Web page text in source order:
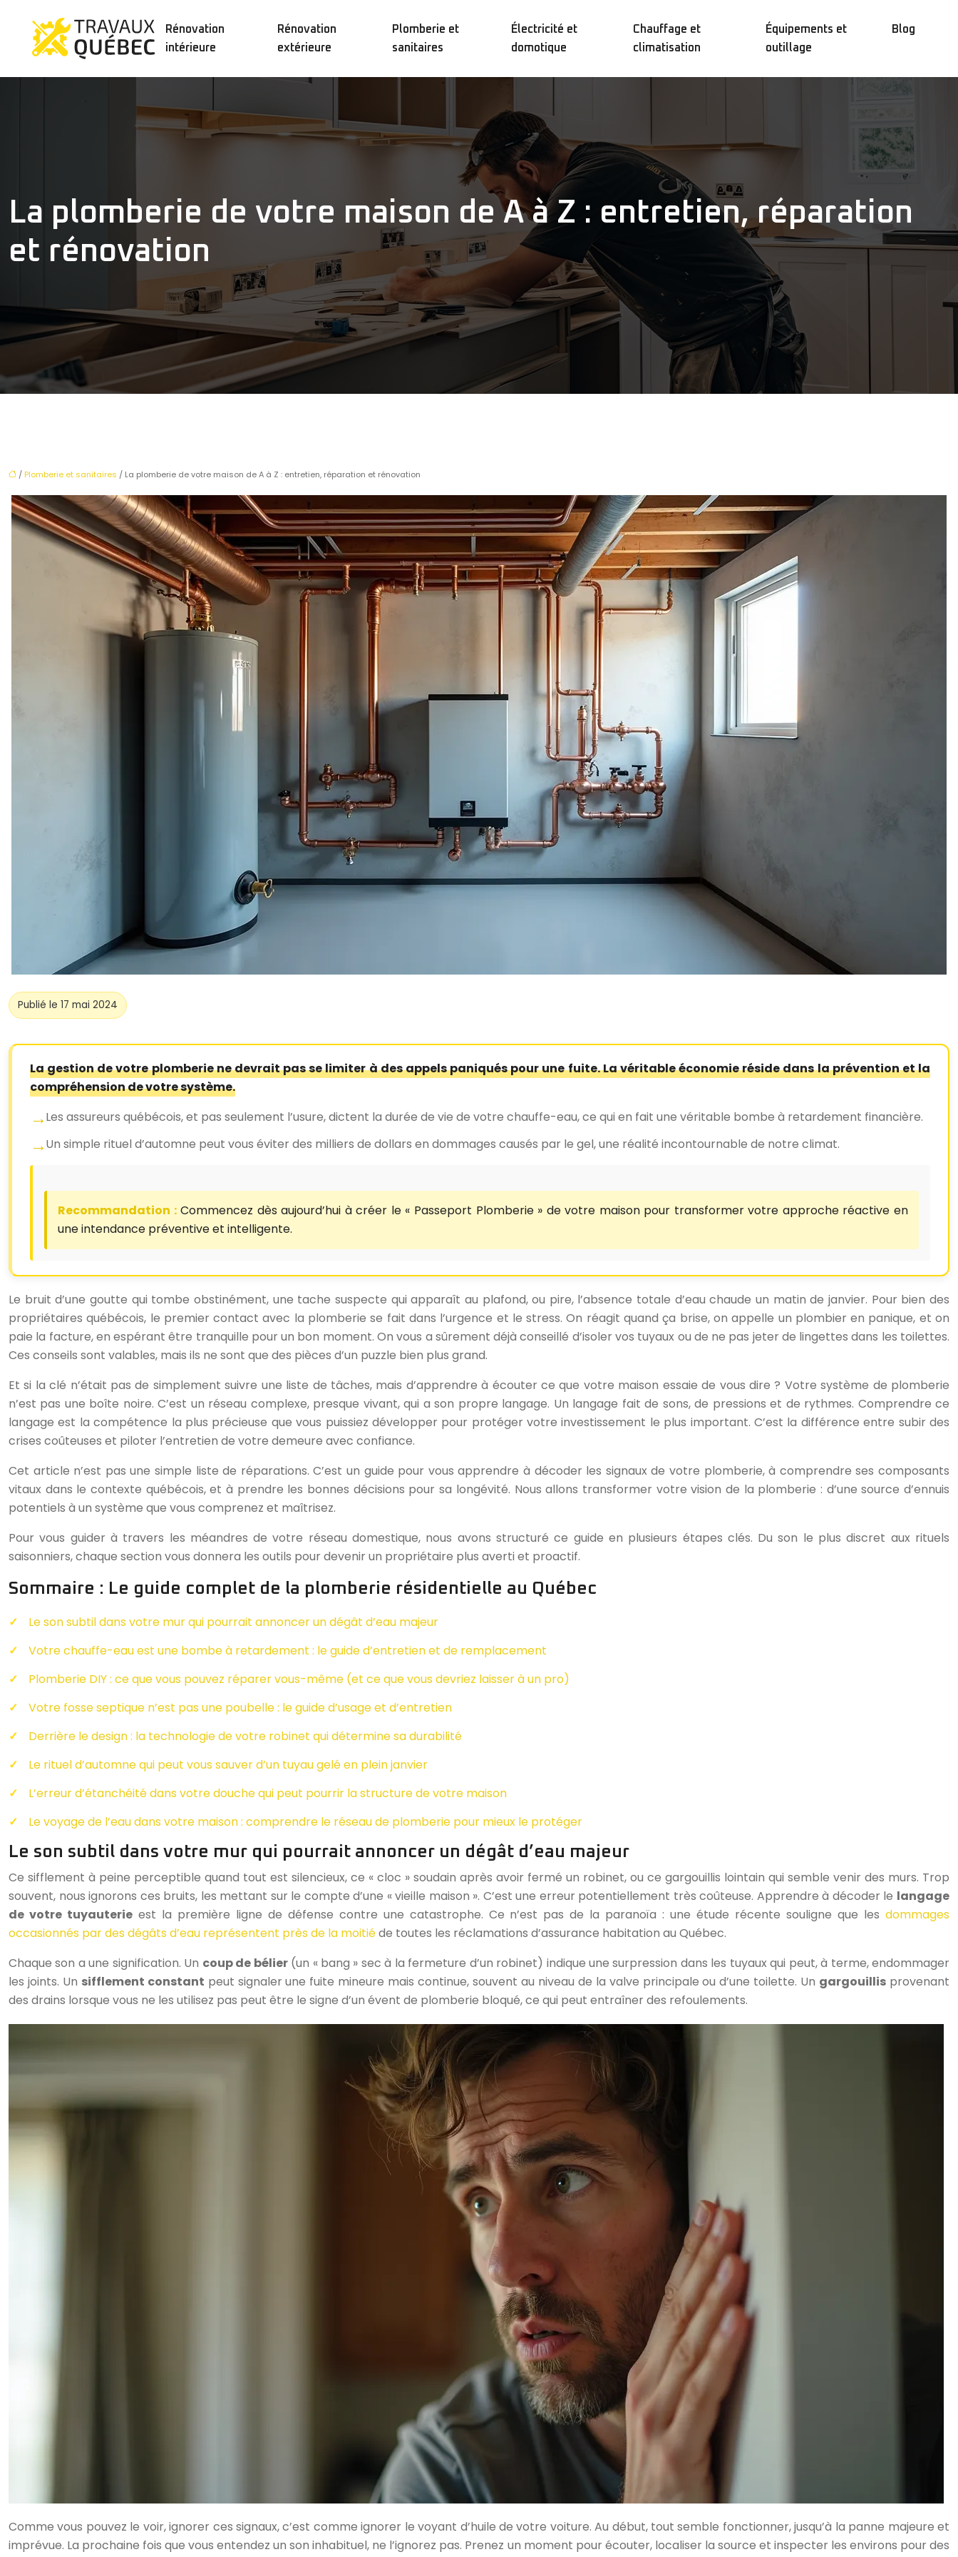
Rénovation
intérieure
Rénovation
extérieure
Plomberie et
sanitaires
Électricité et
domotique
Chauffage et
climatisation
Équipements et
outillage
Blog
La plomberie de votre maison de A à Z : entretien, réparation
et rénovation
/ Plomberie et sanitaires / La plomberie de votre maison de A à Z : entretien, réparation et rénovation
Publié le 17 mai 2024
La gestion de votre plomberie ne devrait pas se limiter à des appels paniqués pour une fuite. La véritable économie réside dans la prévention et la
compréhension de votre système.
Les assureurs québécois, et pas seulement l’usure, dictent la durée de vie de votre chauffe-eau, ce qui en fait une véritable bombe à retardement financière.
Un simple rituel d’automne peut vous éviter des milliers de dollars en dommages causés par le gel, une réalité incontournable de notre climat.
Recommandation :Commencez dès aujourd’hui à créer le « Passeport Plomberie » de votre maison pour transformer votre approche réactive en
une intendance préventive et intelligente.
Le bruit d’une goutte qui tombe obstinément, une tache suspecte qui apparaît au plafond, ou pire, l’absence totale d’eau chaude un matin de janvier. Pour bien des
propriétaires québécois, le premier contact avec la plomberie se fait dans l’urgence et le stress. On réagit quand ça brise, on appelle un plombier en panique, et on
paie la facture, en espérant être tranquille pour un bon moment. On vous a sûrement déjà conseillé d’isoler vos tuyaux ou de ne pas jeter de lingettes dans les toilettes.
Ces conseils sont valables, mais ils ne sont que des pièces d’un puzzle bien plus grand.
Et si la clé n’était pas de simplement suivre une liste de tâches, mais d’apprendre à écouter ce que votre maison essaie de vous dire ? Votre système de plomberie
n’est pas une boîte noire. C’est un réseau complexe, presque vivant, qui a son propre langage. Un langage fait de sons, de pressions et de rythmes. Comprendre ce
langage est la compétence la plus précieuse que vous puissiez développer pour protéger votre investissement le plus important. C’est la différence entre subir des
crises coûteuses et piloter l’entretien de votre demeure avec confiance.
Cet article n’est pas une simple liste de réparations. C’est un guide pour vous apprendre à décoder les signaux de votre plomberie, à comprendre ses composants
vitaux dans le contexte québécois, et à prendre les bonnes décisions pour sa longévité. Nous allons transformer votre vision de la plomberie : d’une source d’ennuis
potentiels à un système que vous comprenez et maîtrisez.
Pour vous guider à travers les méandres de votre réseau domestique, nous avons structuré ce guide en plusieurs étapes clés. Du son le plus discret aux rituels
saisonniers, chaque section vous donnera les outils pour devenir un propriétaire plus averti et proactif.
Sommaire : Le guide complet de la plomberie résidentielle au Québec
Le son subtil dans votre mur qui pourrait annoncer un dégât d’eau majeur
Votre chauffe-eau est une bombe à retardement : le guide d’entretien et de remplacement
Plomberie DIY : ce que vous pouvez réparer vous-même (et ce que vous devriez laisser à un pro)
Votre fosse septique n’est pas une poubelle : le guide d’usage et d’entretien
Derrière le design : la technologie de votre robinet qui détermine sa durabilité
Le rituel d’automne qui peut vous sauver d’un tuyau gelé en plein janvier
L’erreur d’étanchéité dans votre douche qui peut pourrir la structure de votre maison
Le voyage de l’eau dans votre maison : comprendre le réseau de plomberie pour mieux le protéger
Le son subtil dans votre mur qui pourrait annoncer un dégât d’eau majeur
Ce sifflement à peine perceptible quand tout est silencieux, ce « cloc » soudain après avoir fermé un robinet, ou ce gargouillis lointain qui semble venir des murs. Trop
souvent, nous ignorons ces bruits, les mettant sur le compte d’une « vieille maison ». C’est une erreur potentiellement très coûteuse. Apprendre à décoder le langage
de votre tuyauterieest la première ligne de défense contre une catastrophe. Ce n’est pas de la paranoïa : une étude récente souligne que lesdommages
occasionnés par des dégâts d’eau représentent près de la moitiéde toutes les réclamations d’assurance habitation au Québec.
Chaque son a une signification. Un coup de bélier(un « bang » sec à la fermeture d’un robinet) indique une surpression dans les tuyaux qui peut, à terme, endommager
les joints. Un sifflement constant peut signaler une fuite mineure mais continue, souvent au niveau de la valve principale ou d’une toilette. Un gargouillis provenant
des drains lorsque vous ne les utilisez pas peut être le signe d’un évent de plomberie bloqué, ce qui peut entraîner des refoulements.
Comme vous pouvez le voir, ignorer ces signaux, c’est comme ignorer le voyant d’huile de votre voiture. Au début, tout semble fonctionner, jusqu’à la panne majeure et
imprévue. La prochaine fois que vous entendez un son inhabituel, ne l’ignorez pas. Prenez un moment pour écouter, localiser la source et inspecter les environs pour des